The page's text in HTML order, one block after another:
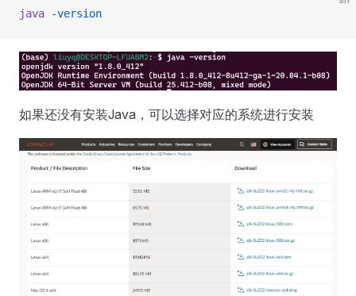
java -version
如果还没有安装Java，可以选择对应的系统进行安装